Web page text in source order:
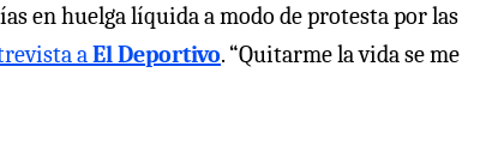
en huelga líquida a modo de protesta por las
aEl Deportivo. “Quitarme la vida se me